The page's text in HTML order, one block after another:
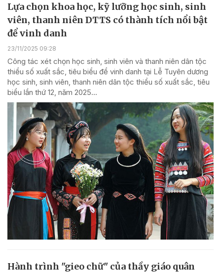
Lựa chọn khoa học, kỹ lưỡng học sinh, sinh
viên, thanh niên DTTS có thành tích nổi bật
để vinh danh
23/11/2025 09:28
Công tác xét chọn học sinh, sinh viên và thanh niên dân tộc
thiểu số xuất sắc, tiêu biểu để vinh danh tại Lễ Tuyên dương
học sinh, sinh viên, thanh niên dân tộc thiểu số xuất sắc, tiêu
biểu lần thứ 12, năm 2025...
Hành trình "gieo chữ" của thầy giáo quân